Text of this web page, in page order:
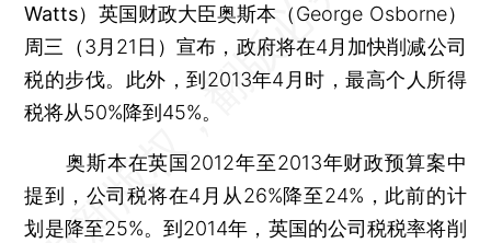
Watts） 英国财政大臣奥斯本（George Osborne）
周三（3月21日）宣布，政府将在4月加快削减公司
税的步伐。此外，到2013年4月时，最高个人所得
税将从50%降到45%。
奥斯本在英国2012年至2013年财政预算案中
提到，公司税将在4月从26%降至24%，此前的计
划是降至25%。到2014年，英国的公司税税率将削